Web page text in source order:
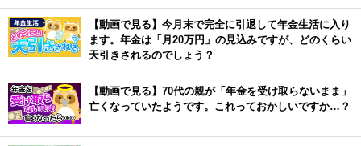
【動画で見る】今月末で完全に引退して年金生活に入り
ます。年金は「月20万円」の見込みですが、どのくらい
天引きされるのでしょう？
【動画で見る】70代の親が「年金を受け取らないまま」
亡くなっていたようです。これっておかしいですか…？